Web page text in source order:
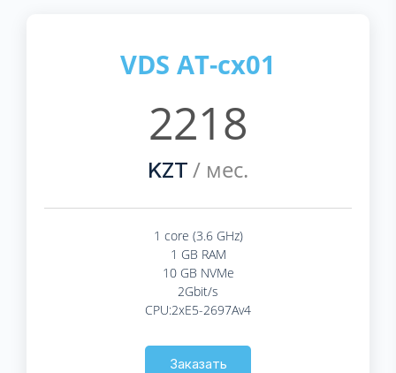
VDS AT-cx01
2218
KZT / мес.
1 core (3.6 GHz)
1 GB RAM
10 GB NVMe
2Gbit/s
CPU:2xE5-2697Av4
Заказать